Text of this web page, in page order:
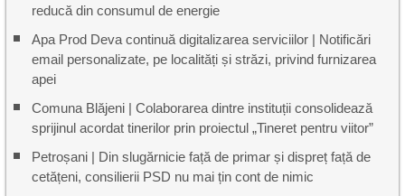
reducă din consumul de energie
Apa Prod Deva continuă digitalizarea serviciilor | Notificări
email personalizate, pe localități și străzi, privind furnizarea
apei
Comuna Blăjeni | Colaborarea dintre instituții consolidează
sprijinul acordat tinerilor prin proiectul „Tineret pentru viitor”
Petroșani | Din slugărnicie față de primar și dispreț față de
cetățeni, consilierii PSD nu mai țin cont de nimic